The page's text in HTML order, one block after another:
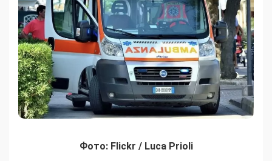
Фото: Flickr / Luca Prioli